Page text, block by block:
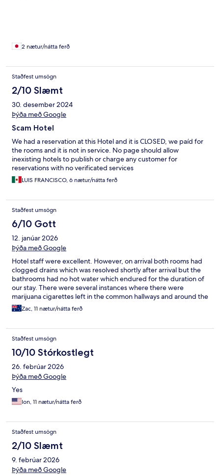
2 nætur/nátta ferð
Staðfest umsögn
2/10 Slæmt
30. desember 2024
Þýða með Google
Scam Hotel
We had a reservation at this Hotel and it is CLOSED, we paíd for
the rooms and it is not in service. No page should allow
inexisting hotels to publish or charge any customer for
reservations with no verificated services
LUIS FRANCISCO, 6 nætur/nátta ferð
Staðfest umsögn
6/10 Gott
12. janúar 2026
Þýða með Google
Hotel staff were excellent. However, on arrival both rooms had
clogged drains which was resolved shortly after arrival but the
bathrooms had no hot water which endured for the duration of
our stay. There were several instances where there were
marijuana cigarettes left in the common hallways and around the
pool area which weren’t removed for upto 24 hours. The
televisions in the room were dated and not functional. There
with green water. There was a constant smell of marijuana within
the hotel and the alleyway which leads to the hotel was dirty and
constantly stunk. Overall the hotel was satisfactory however
overpriced.
Zac, 11 nætur/nátta ferð
Staðfest umsögn
10/10 Stórkostlegt
26. febrúar 2026
Þýða með Google
Yes
Ion, 11 nætur/nátta ferð
Staðfest umsögn
2/10 Slæmt
9. febrúar 2026
Þýða með Google